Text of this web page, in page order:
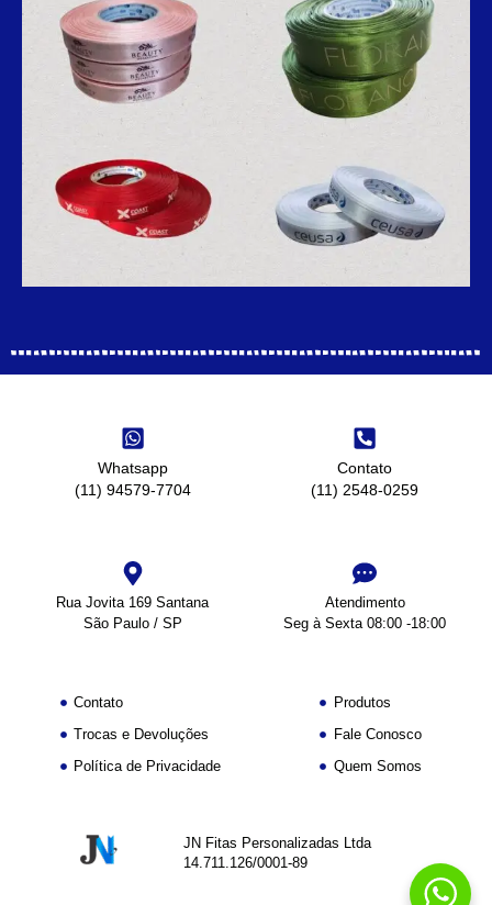
Whatsapp
(11) 94579-7704
Contato
(11) 2548-0259
Rua Jovita 169 Santana
São Paulo / SP
Atendimento
Seg à Sexta 08:00 -18:00
Contato
Trocas e Devoluções
Política de Privacidade
Produtos
Fale Conosco
Quem Somos
JN Fitas Personalizadas Ltda
14.711.126/0001-89